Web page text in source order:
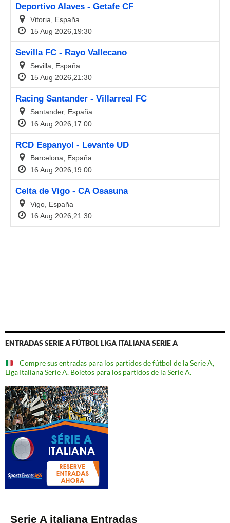
ENTRADAS SERIE A FÚTBOL LIGA ITALIANA SERIE A
Compre sus entradas para los partidos de fútbol de la Serie A,
Liga Italiana Serie A. Boletos para los partidos de la Serie A.